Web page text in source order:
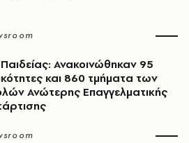
Ανακοινώθηκαν 95
και 860 τμήματα των
Ανώτερης Επαγγελματικής